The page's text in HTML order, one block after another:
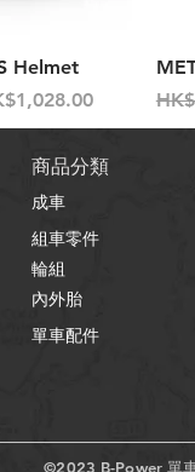
覽
Helmet
價格
一
​商品分類
成車
組車零件
輪組
內外胎
單車配件
©2023 B-Power 單